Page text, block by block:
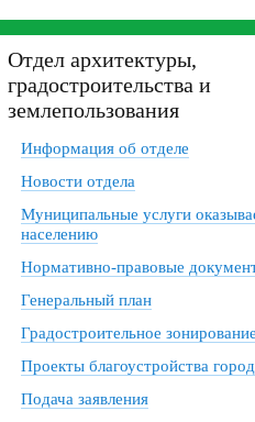
Отдел архитектуры,
градостроительства и
землепользования
Информация об отделе
Новости отдела
Муниципальные услуги
населению
Нормативно-правовые
Генеральный план
Градостроительное
Проекты благоустройства
Подача заявления